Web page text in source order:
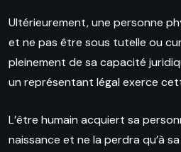
Ultérieurement, une personne
et ne pas être sous tutelle ou
pleinement de sa capacité
un représentant légal exerce
L’être humain acquiert sa
naissance et ne la perdra qu’à